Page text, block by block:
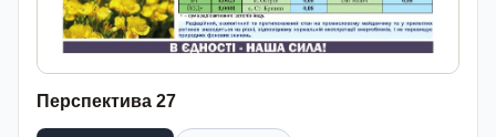
Перспектива 27